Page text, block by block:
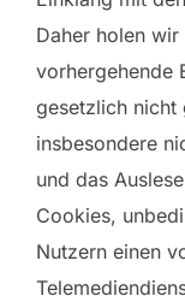
Daher holen
vorhergehende
gesetzlich nicht
insbesondere
und das
Cookies,
Nutzern einen